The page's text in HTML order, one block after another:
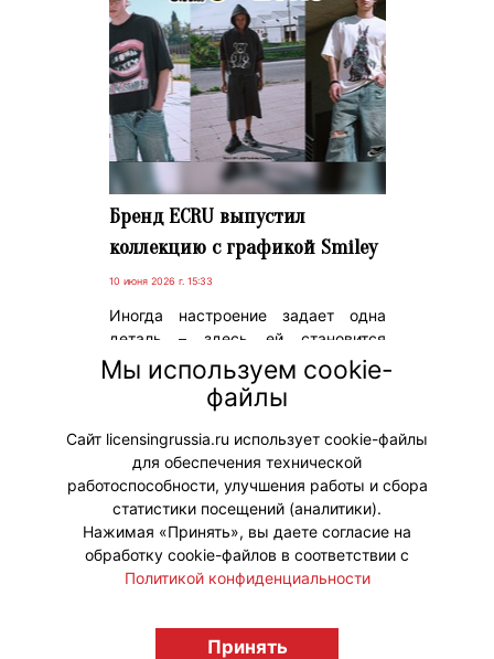
Бренд ECRU выпустил
коллекцию с графикой Smiley
10 июня 2026 г. 15:33
Иногда настроение задает одна
деталь – здесь ей становится
знакомый всем смайлик. Бренд
стильной одежды ECRU выпустил
мужскую капсулу совместно со
S.W.Smiley.
#ПродвижениеБренда #Коллаборации
licensingrussia.ru, 2009-2026 12+
Мы используем cookie-
файлы
Сайт licensingrussia.ru использует cookie-файлы
для обеспечения технической
работоспособности, улучшения работы и сбора
статистики посещений (аналитики).
Нажимая «Принять», вы даете согласие на
обработку cookie-файлов в соответствии с
Политикой конфиденциальности
Принять